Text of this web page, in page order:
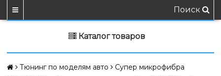
Поиск
Каталог товаров
Тюнинг по моделям авто
Супер микрофибра